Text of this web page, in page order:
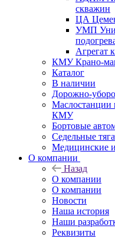
скважин
ЦА
УМП
Агрегат
КМУ Крано-
Каталог
В наличии
Дорожно-
Маслостанции
КМУ
Бортовые
Седельные
Медицинские
О компании
Назад
О компании
О компании
Новости
Наша история
Наши
Реквизиты